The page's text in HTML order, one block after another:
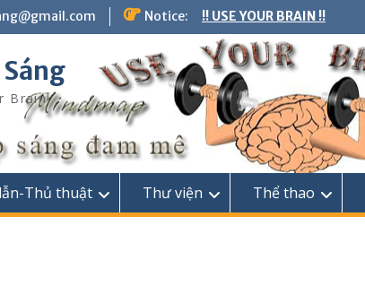
Notice: !! USE YOUR BRAIN !!
Brain!
Thủ thuật Thư viện Thể thao